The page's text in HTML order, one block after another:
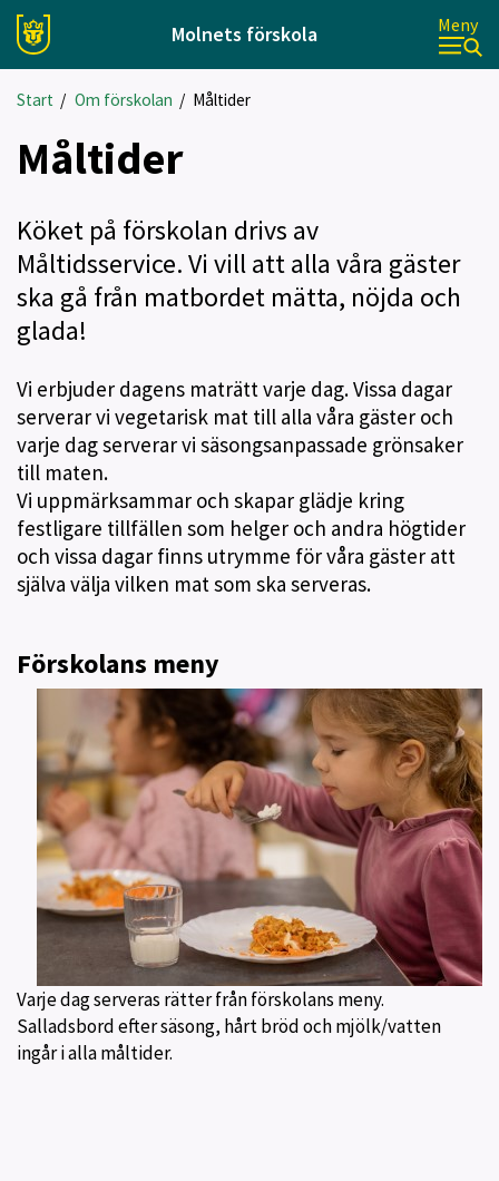
Molnets förskola Meny
Start / Om förskolan / Måltider
Måltider
Köket på förskolan drivs av
Måltidsservice. Vi vill att alla våra gäster
ska gå från matbordet mätta, nöjda och
glada!
Vi erbjuder dagens maträtt varje dag. Vissa dagar
serverar vi vegetarisk mat till alla våra gäster och
varje dag serverar vi säsongsanpassade grönsaker
till maten.
Vi uppmärksammar och skapar glädje kring
festligare tillfällen som helger och andra högtider
och vissa dagar finns utrymme för våra gäster att
själva välja vilken mat som ska serveras.
Förskolans meny
Varje dag serveras rätter från förskolans meny.
Salladsbord efter säsong, hårt bröd och mjölk/vatten
ingår i alla måltider.